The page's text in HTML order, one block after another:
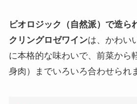
ビオロジック（自然派）で造ら
クリングロゼワインは、かわい
に本格的な味わいで、前菜から
身肉）までいろいろ合わせられ